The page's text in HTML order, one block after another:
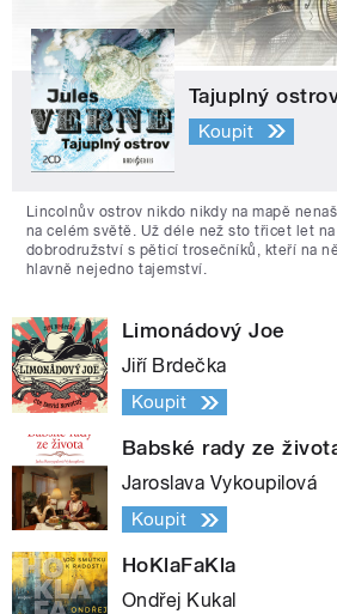
Tajuplný
Koupit
Lincolnův ostrov nikdo nikdy na mapě
na celém světě. Už déle než sto třicet let
dobrodružství s pěticí trosečníků, kteří na
hlavně nejedno tajemství.
Limonádový Joe
Jiří Brdečka
Koupit
Babské rady ze
Jaroslava Vykoupilová
Koupit
HoKlaFaKla
Ondřej Kukal